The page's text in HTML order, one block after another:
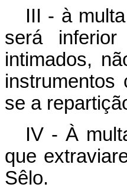
III - à
será
intimados,
instrumentos
se a
IV - À
que
Sêlo.